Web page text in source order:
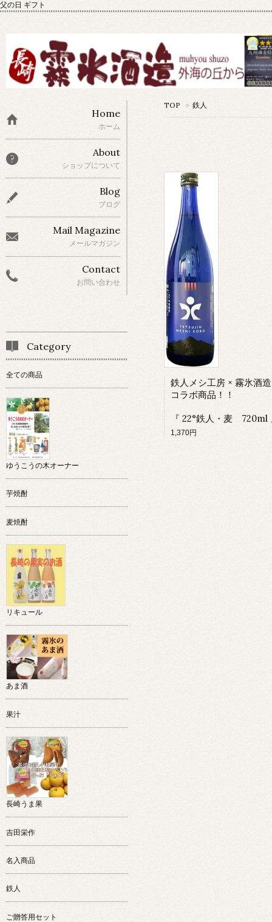
父の日 ギフト
TOP > 鉄人
鉄人メシ工房 × 霧氷酒造
コラボ商品！！
『 22°鉄人・麦 720ml
1,370円
Home
ホーム
About
ショップについて
Blog
ブログ
Mail Magazine
メールマガジン
Contact
お問い合わせ
Category
全ての商品
ゆうこうの木オーナー
芋焼酎
麦焼酎
リキュール
あま酒
果汁
長崎うま果
吉田栄作
名入商品
鉄人
ご贈答用セット